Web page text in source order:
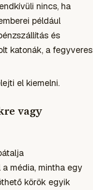
nincs, ha
például
és
katonák, a fegyveres
el kiemelni.
vagy
média, mintha egy
körök egyik